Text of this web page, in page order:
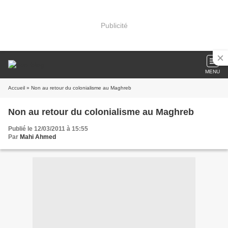
Publicité
MENU
Accueil » Non au retour du colonialisme au Maghreb
Non au retour du colonialisme au Maghreb
Publié le 12/03/2011 à 15:55
Par Mahi Ahmed